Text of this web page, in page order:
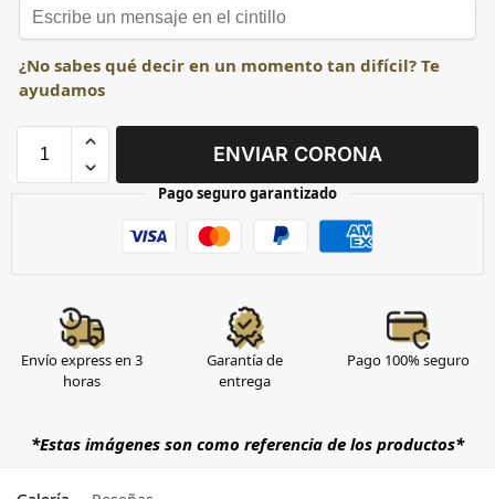
¿No sabes qué decir en un momento tan difícil? Te
ayudamos
ENVIAR CORONA
Pago seguro garantizado
Envío express en 3
horas
Garantía de
entrega
Pago 100% seguro
*Estas imágenes son como referencia de los productos*